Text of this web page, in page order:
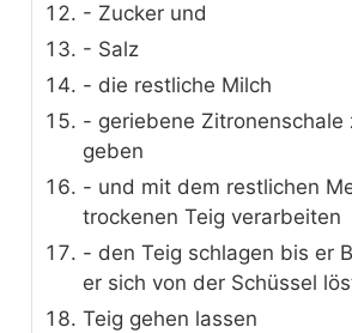
- Zucker und
- Salz
- die restliche Milch
- geriebene Zitronenschale
geben
- und mit dem restlichen
trockenen Teig verarbeiten
- den Teig schlagen bis er
er sich von der Schüssel
Teig gehen lassen